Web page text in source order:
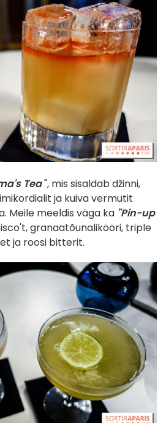
Tea", mis sisaldab džinni,
ja kuiva vermutit
Meile meeldis väga ka "Pin-up
granaatõunalikööri, triple
ja roosi bitterit.